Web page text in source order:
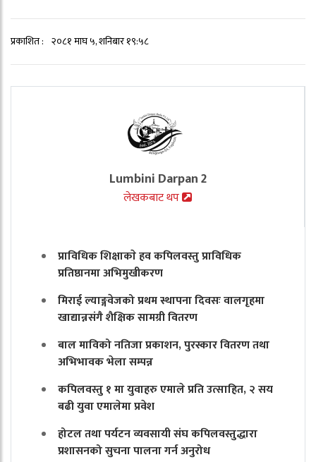
प्रकाशित : २०८१ माघ ५, शनिबार १९:५८
Lumbini Darpan 2
लेखकबाट थप
प्राविधिक शिक्षाकाे हव कपिलवस्तु प्राविधिक
प्रतिष्ठानमा अभिमुखीकरण
मिराई ल्याङ्गवेजको प्रथम स्थापना दिवसः वालगृहमा
खाद्यान्नसंगै शैक्षिक सामग्री वितरण
बाल माविको नतिजा प्रकाशन, पुरस्कार वितरण तथा
अभिभावक भेला सम्पन्न
कपिलवस्तु १ मा युवाहरु एमाले प्रति उत्साहित, २ सय
बढी युवा एमालेमा प्रवेश
होटल तथा पर्यटन व्यवसायी संघ कपिलवस्तुद्धारा
प्रशासनको सुचना पालना गर्न अनुरोध